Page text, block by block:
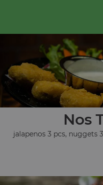
Nos
jalapenos 3 pcs, nuggets